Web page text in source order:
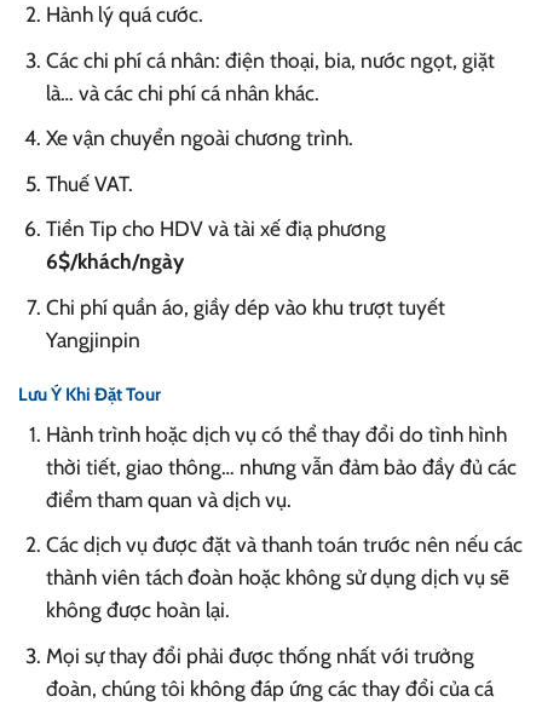
Hành lý quá cước.
Các chi phí cá nhân: điện thoại, bia, nước ngọt, giặt
là… và các chi phí cá nhân khác.
Xe vận chuyển ngoài chương trình.
Thuế VAT.
Tiền Tip cho HDV và tài xế điạ phương
6$/khách/ngày
Chi phí quần áo, giầy dép vào khu trượt tuyết
Yangjinpin
Lưu Ý Khi Đặt Tour
Hành trình hoặc dịch vụ có thể thay đổi do tình hình
thời tiết, giao thông… nhưng vẫn đảm bảo đầy đủ các
điểm tham quan và dịch vụ.
Các dịch vụ được đặt và thanh toán trước nên nếu các
thành viên tách đoàn hoặc không sử dụng dịch vụ sẽ
không được hoàn lại.
Mọi sự thay đổi phải được thống nhất với trưởng
đoàn, chúng tôi không đáp ứng các thay đổi của cá